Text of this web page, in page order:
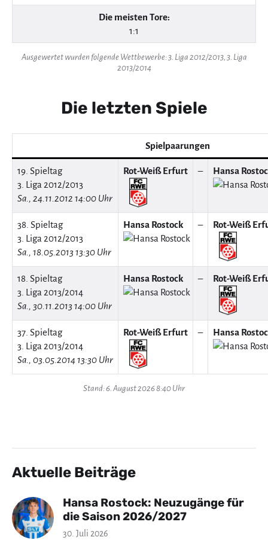
Die meisten Tore:
1:1
Ausgewertet wurden folgende Wettbewerbe: 3. Liga 2012/2013, 3. Liga
2013/2014
Die letzten Spiele
Spielpaarungen
19. Spieltag
3. Liga 2012/2013
Sa., 24.11.2012 14:00 Uhr
Rot-Weiß Erfurt – Hansa
38. Spieltag
3. Liga 2012/2013
Sa., 18.05.2013 13:30 Uhr
Hansa Rostock – Rot-Weiß
18. Spieltag
3. Liga 2013/2014
Sa., 30.11.2013 14:00 Uhr
Hansa Rostock – Rot-Weiß
37. Spieltag
3. Liga 2013/2014
Sa., 03.05.2014 13:30 Uhr
Rot-Weiß Erfurt – Hansa
Stand: 6. August 2026 8:40 Uhr
Aktuelle Beiträge
Hansa Rostock: Neuzugänge für
die Saison 2026/2027
30. Juli 2026